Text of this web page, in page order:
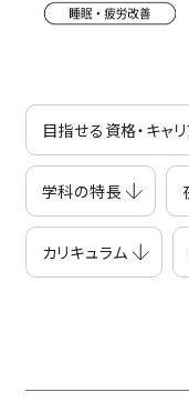
目指せる資格・キャ
学科の特長
カリキュラム